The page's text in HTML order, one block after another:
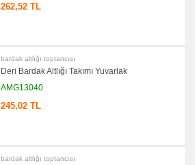
262,52 TL
bardak altlığı toptancısı
Deri Bardak Altlığı Takımı Yuvarlak
AMG13040
245,02 TL
bardak altlığı toptancısı